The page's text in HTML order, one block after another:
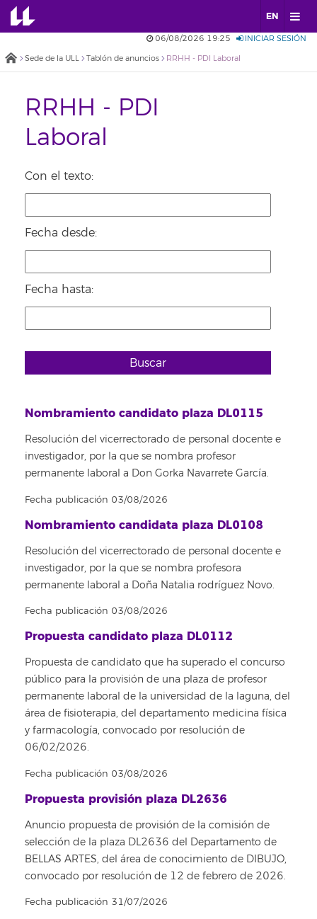
EN
06/08/2026 19:25 INICIAR SESIÓN
Sede de la ULL Tablón de anuncios RRHH - PDI Laboral
RRHH - PDI
Laboral
Con el texto:
Fecha desde:
Fecha hasta:
Buscar
Nombramiento candidato plaza DL0115
Resolución del vicerrectorado de personal docente e
investigador, por la que se nombra profesor
permanente laboral a Don Gorka Navarrete García.
Fecha publicación 03/08/2026
Nombramiento candidata plaza DL0108
Resolución del vicerrectorado de personal docente e
investigador, por la que se nombra profesora
permanente laboral a Doña Natalia rodríguez Novo.
Fecha publicación 03/08/2026
Propuesta candidato plaza DL0112
Propuesta de candidato que ha superado el concurso
público para la provisión de una plaza de profesor
permanente laboral de la universidad de la laguna, del
área de fisioterapia, del departamento medicina física
y farmacología, convocado por resolución de
06/02/2026.
Fecha publicación 03/08/2026
Propuesta provisión plaza DL2636
Anuncio propuesta de provisión de la comisión de
selección de la plaza DL2636 del Departamento de
BELLAS ARTES, del área de conocimiento de DIBUJO,
convocado por resolución de 12 de febrero de 2026.
Fecha publicación 31/07/2026